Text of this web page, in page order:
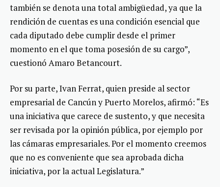
también se denota una total ambigüedad, ya que la
rendición de cuentas es una condición esencial que
cada diputado debe cumplir desde el primer
momento en el que toma posesión de su cargo”,
cuestionó Amaro Betancourt.
Por su parte, Ivan Ferrat, quien preside al sector
empresarial de Cancún y Puerto Morelos, afirmó: “Es
una iniciativa que carece de sustento, y que necesita
ser revisada por la opinión pública, por ejemplo por
las cámaras empresariales. Por el momento creemos
que no es conveniente que sea aprobada dicha
iniciativa, por la actual Legislatura.”